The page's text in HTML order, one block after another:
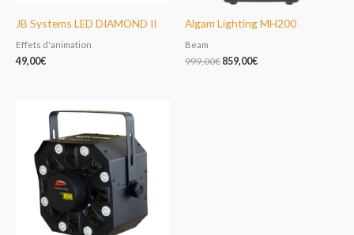
JB Systems LED DIAMOND II
Effets d'animation
49,00€
Algam Lighting MH200
Beam
999,00€ 859,00€